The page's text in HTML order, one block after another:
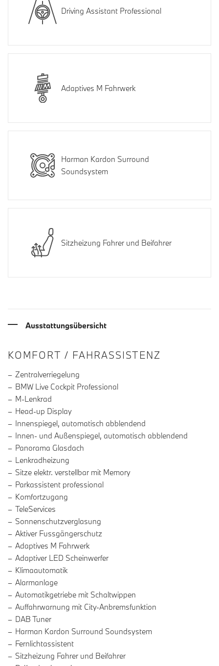
Driving Assistant Professional
Adaptives M Fahrwerk
Harman Kardon Surround
Soundsystem
Sitzheizung Fahrer und Beifahrer
Ausstattungsübersicht
INFORMATIONEN ÜBER DIE
KOMFORT / FAHRASSISTENZ
Zentralverriegelung
BMW Live Cockpit Professional
M-Lenkrad
Head-up Display
Innenspiegel, automatisch abblendend
Innen- und Außenspiegel, automatisch abblendend
Panorama Glasdach
Lenkradheizung
Sitze elektr. verstellbar mit Memory
Parkassistent professional
Komfortzugang
TeleServices
Sonnenschutzverglasung
Aktiver Fussgängerschutz
Adaptives M Fahrwerk
Adaptiver LED Scheinwerfer
Klimaautomatik
Alarmanlage
Automatikgetriebe mit Schaltwippen
Auffahrwarnung mit City-Anbremsfunktion
DAB Tuner
Harman Kardon Surround Soundsystem
Fernlichtassistent
Sitzheizung Fahrer und Beifahrer